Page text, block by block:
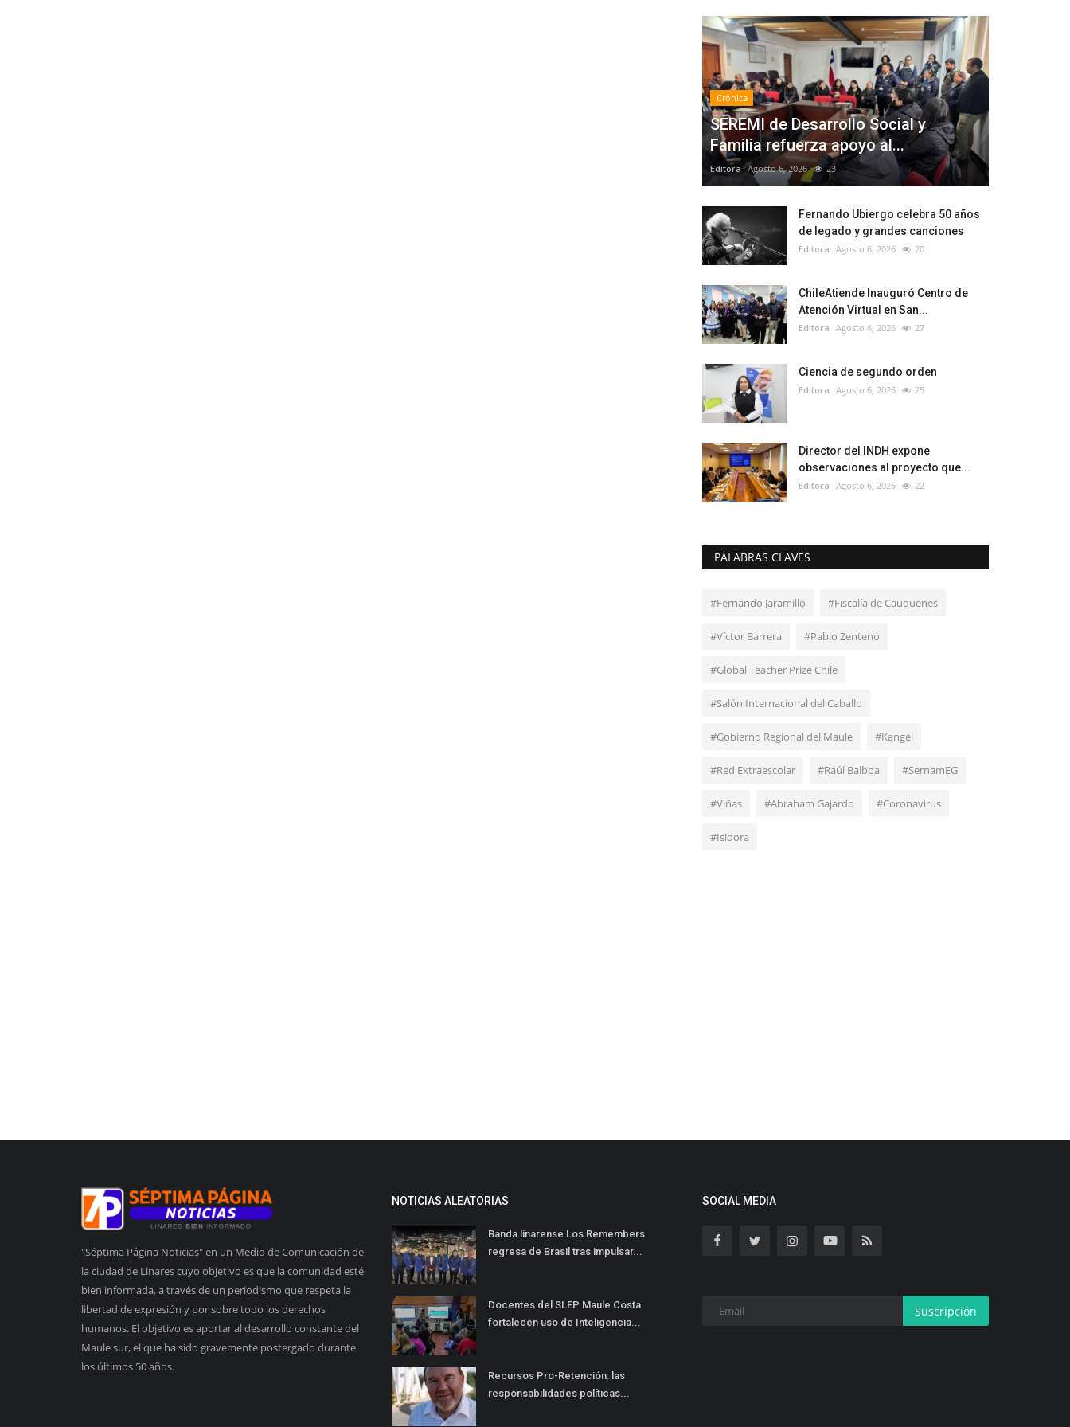
Crónica
SEREMI de Desarrollo Social y
Familia refuerza apoyo al...
Editora Agosto 6, 2026 23
Fernando Ubiergo celebra 50 años
de legado y grandes canciones
Editora Agosto 6, 2026 20
ChileAtiende Inauguró Centro de
Atención Virtual en San...
Editora Agosto 6, 2026 27
Ciencia de segundo orden
Editora Agosto 6, 2026 25
Director del INDH expone
observaciones al proyecto que...
Editora Agosto 6, 2026 22
PALABRAS CLAVES
#Fernando Jaramillo #Fiscalía de Cauquenes
#Víctor Barrera #Pablo Zenteno
#Global Teacher Prize Chile
#Salón Internacional del Caballo
#Gobierno Regional del Maule #Kangel
#Red Extraescolar #Raúl Balboa #SernamEG
#Viñas #Abraham Gajardo #Coronavirus
#Isidora
"Séptima Página Noticias" en un Medio de Comunicación de
la ciudad de Linares cuyo objetivo es que la comunidad esté
bien informada, a través de un periodismo que respeta la
libertad de expresión y por sobre todo los derechos
humanos. El objetivo es aportar al desarrollo constante del
Maule sur, el que ha sido gravemente postergado durante
los últimos 50 años.
NOTICIAS ALEATORIAS
Banda linarense Los Remembers
regresa de Brasil tras impulsar...
Docentes del SLEP Maule Costa
fortalecen uso de Inteligencia...
Recursos Pro-Retención: las
responsabilidades políticas...
SOCIAL MEDIA
Suscripción